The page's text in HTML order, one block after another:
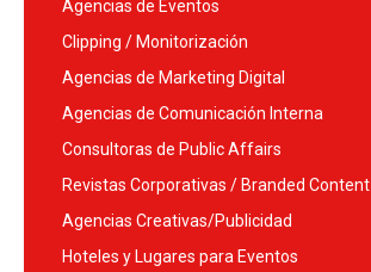
Agencias de Eventos
Clipping / Monitorización
Agencias de Marketing Digital
Agencias de Comunicación Interna
Consultoras de Public Affairs
Revistas Corporativas / Branded Content
Agencias Creativas/Publicidad
Hoteles y Lugares para Eventos